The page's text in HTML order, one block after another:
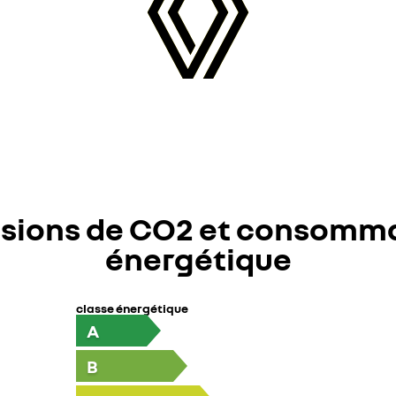
de CO2 et
énergétique
classe énergétique
A
B